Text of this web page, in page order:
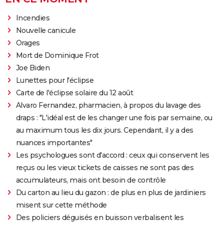
Incendies
Nouvelle canicule
Orages
Mort de Dominique Frot
Joe Biden
Lunettes pour l'éclipse
Carte de l'éclipse solaire du 12 août
Alvaro Fernandez, pharmacien, à propos du lavage des
draps : "L'idéal est de les changer une fois par semaine, ou
au maximum tous les dix jours. Cependant, il y a des
nuances importantes"
Les psychologues sont d'accord : ceux qui conservent les
reçus ou les vieux tickets de caisses ne sont pas des
accumulateurs, mais ont besoin de contrôle
Du carton au lieu du gazon : de plus en plus de jardiniers
misent sur cette méthode
Des policiers déguisés en buisson verbalisent les